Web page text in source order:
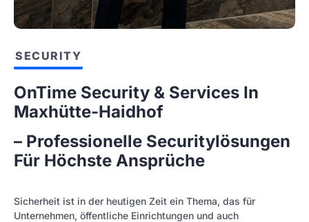
SECURITY
OnTime Security & Services In
Maxhütte-Haidhof
– Professionelle Securitylösungen
Für Höchste Ansprüche
Sicherheit ist in der heutigen Zeit ein Thema, das für
Unternehmen, öffentliche Einrichtungen und auch